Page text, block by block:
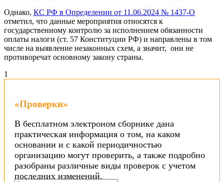
Однако, КС РФ в Определении от 11.06.2024 № 1437-О
отметил, что данные мероприятия относятся к
государственному контролю за исполнением обязанности
оплаты налоги (ст. 57 Конституции РФ) и направлены в том
числе на выявление незаконных схем, а значит, они не
противоречат основному закону страны.
1
«Проверки»
В бесплатном электроном сборнике дана
практическая информация о том, на каком
основании и с какой периодичностью
организацию могут проверить, а также подробно
разобраны различные виды проверок с учетом
последних изменений.